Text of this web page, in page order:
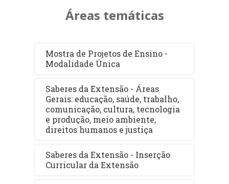
Áreas temáticas
Mostra de Projetos de Ensino -
Modalidade Única
Saberes da Extensão - Áreas
Gerais: educação, saúde, trabalho,
comunicação, cultura, tecnologia
e produção, meio ambiente,
direitos humanos e justiça
Saberes da Extensão - Inserção
Curricular da Extensão